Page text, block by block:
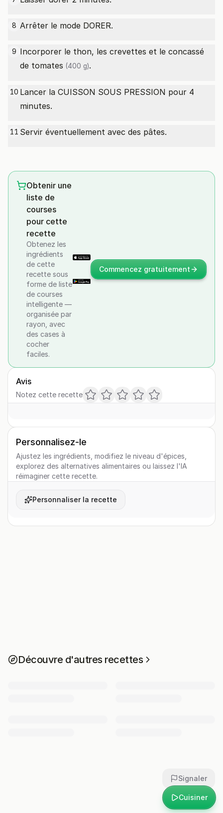
Cuisiner
8 Arrêter le mode DORER.
9 Incorporer le thon, les crevettes et le concassé
de tomates (400 g).
10 Lancer la CUISSON SOUS PRESSION pour 4
minutes.
11 Servir éventuellement avec des pâtes.
Obtenir une
liste de
courses
pour cette
recette
Obtenez les
ingrédients
de cette
recette sous
forme de liste
de courses
intelligente —
organisée par
rayon, avec
des cases à
cocher
faciles.
Commencez gratuitement
Avis
Notez cette recette
Personnalisez-le
Ajustez les ingrédients, modifiez le niveau d'épices,
explorez des alternatives alimentaires ou laissez l'IA
réimaginer cette recette.
Personnaliser la recette
Découvre d'autres recettes
Signaler